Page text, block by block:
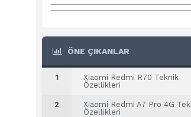
ÖNE ÇIKANLAR
1
Xiaomi Redmi R70 Teknik
Özellikleri
2
Xiaomi Redmi A7 Pro 4G
Özellikleri